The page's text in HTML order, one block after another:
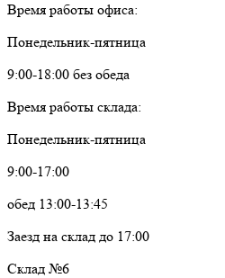
Время работы офиса:
Понедельник-пятница
9:00-18:00 без обеда
Время работы склада:
Понедельник-пятница
9:00-17:00
обед 13:00-13:45
Заезд на склад до 17:00
Склад №6